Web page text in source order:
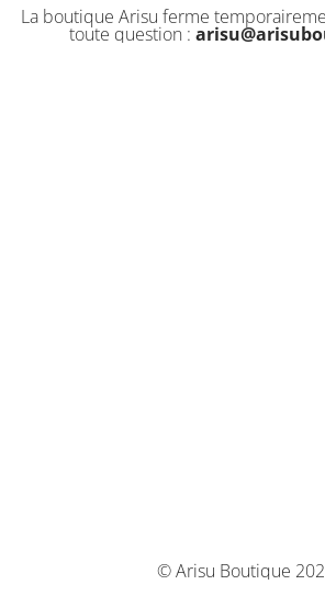
La boutique Arisu ferme
toute question :
© Arisu Boutique